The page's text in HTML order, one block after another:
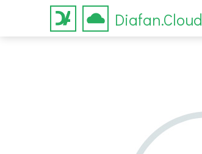
Diafan.Cloud